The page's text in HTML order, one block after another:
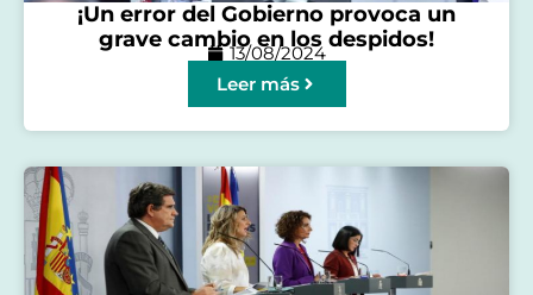
¡Un error del Gobierno provoca un
grave cambio en los despidos!
13/08/2024
Leer más